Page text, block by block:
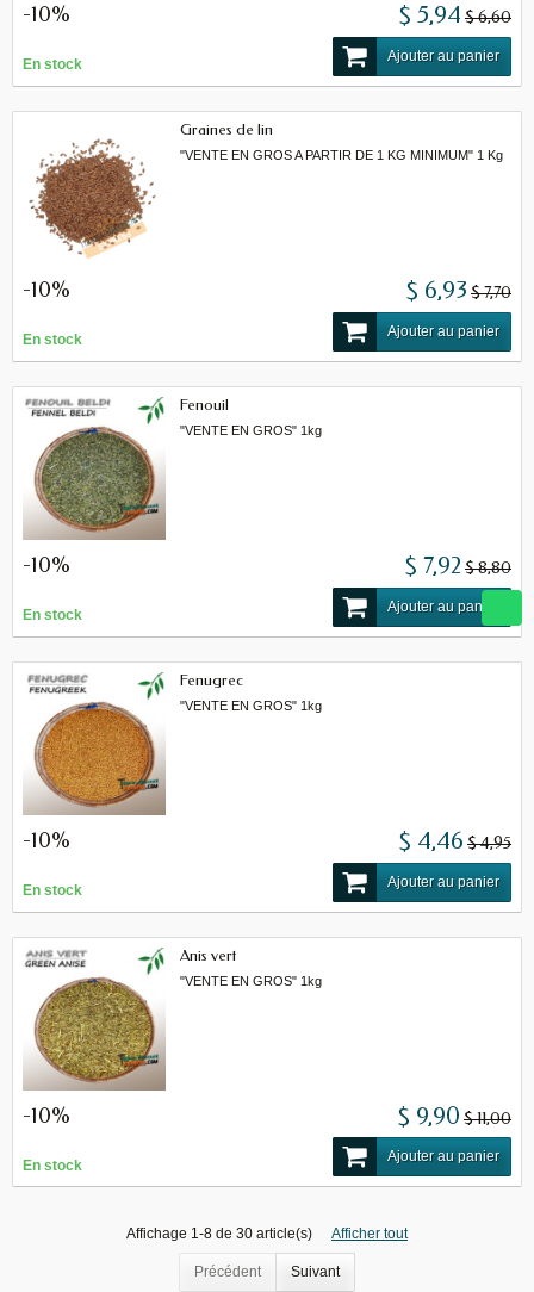
-10% $ 5,94 $ 6,60
En stock
Ajouter au panier
Graines de lin
"VENTE EN GROS A PARTIR DE 1 KG MINIMUM" 1 Kg
-10% $ 6,93 $ 7,70
En stock
Ajouter au panier
Fenouil
"VENTE EN GROS" 1kg
-10% $ 7,92 $ 8,80
En stock
Ajouter au panier
Fenugrec
"VENTE EN GROS" 1kg
-10% $ 4,46 $ 4,95
En stock
Ajouter au panier
Anis vert
"VENTE EN GROS" 1kg
-10% $ 9,90 $ 11,00
En stock
Ajouter au panier
Affichage 1-8 de 30 article(s) Afficher tout
Précédent Suivant